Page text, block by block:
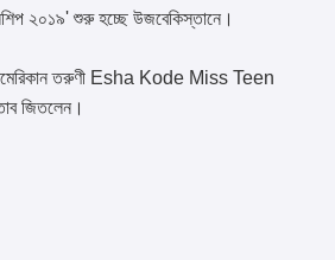
২০১৯' শুরু হচ্ছে উজবেকিস্তানে।
তরুণী Esha Kode Miss Teen
জিতলেন।